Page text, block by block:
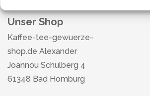
Unser Shop
Kaffee-tee-gewuerze-
shop.de Alexander
Joannou Schulberg 4
61348 Bad Homburg